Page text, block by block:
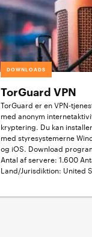
DOWNLOADS
TorGuard VPN
TorGuard er en VPN-
med anonym
kryptering. Du kan
med styresystemerne
og iOS. Download
Antal af servere: 1.600
Land/Jurisdiktion: United